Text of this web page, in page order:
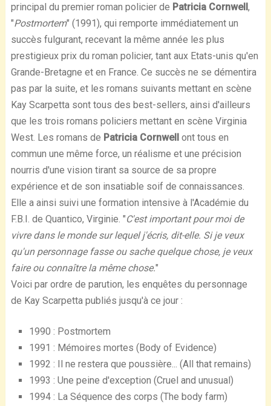
principal du premier roman policier de Patricia Cornwell,
"Postmortem" (1991), qui remporte immédiatement un
succès fulgurant, recevant la même année les plus
prestigieux prix du roman policier, tant aux Etats-unis qu'en
Grande-Bretagne et en France. Ce succès ne se démentira
pas par la suite, et les romans suivants mettant en scène
Kay Scarpetta sont tous des best-sellers, ainsi d'ailleurs
que les trois romans policiers mettant en scène Virginia
West. Les romans de Patricia Cornwellont tous en
commun une même force, un réalisme et une précision
nourris d'une vision tirant sa source de sa propre
expérience et de son insatiable soif de connaissances.
Elle a ainsi suivi une formation intensive à l'Académie du
F.B.I. de Quantico, Virginie. "C'est important pour moi de
vivre dans le monde sur lequel j'écris, dit-elle. Si je veux
qu'un personnage fasse ou sache quelque chose, je veux
faire ou connaître la même chose."
Voici par ordre de parution, les enquêtes du personnage
de Kay Scarpetta publiés jusqu'à ce jour :
1990 : Postmortem
1991 : Mémoires mortes (Body of Evidence)
1992 : Il ne restera que poussière... (All that remains)
1993 : Une peine d'exception (Cruel and unusual)
1994 : La Séquence des corps (The body farm)